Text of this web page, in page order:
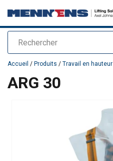
Rechercher
Ajouté au panier
Accueil / Produits / Travail en hauteur
ARG 30